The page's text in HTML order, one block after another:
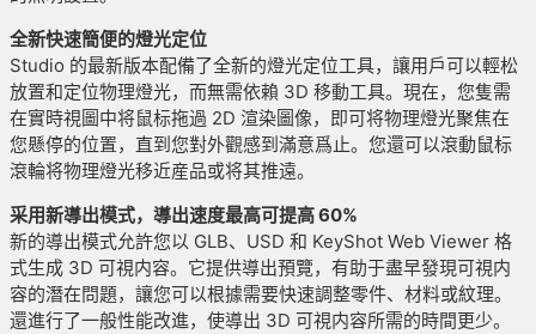
全新快速簡便的燈光定位
Studio 的最新版本配備了全新的燈光定位工具，讓用戶可以輕松
放置和定位物理燈光，而無需依賴 3D 移動工具。現在，您隻需
在實時視圖中将鼠标拖過 2D 渲染圖像，即可将物理燈光聚焦在
您懸停的位置，直到您對外觀感到滿意爲止。您還可以滾動鼠标
滾輪将物理燈光移近産品或将其推遠。
采用新導出模式，導出速度最高可提高 60%
新的導出模式允許您以 GLB、USD 和 KeyShot Web Viewer 格
式生成 3D 可視内容。它提供導出預覽，有助于盡早發現可視内
容的潛在問題，讓您可以根據需要快速調整零件、材料或紋理。
還進行了一般性能改進，使導出 3D 可視内容所需的時間更少。